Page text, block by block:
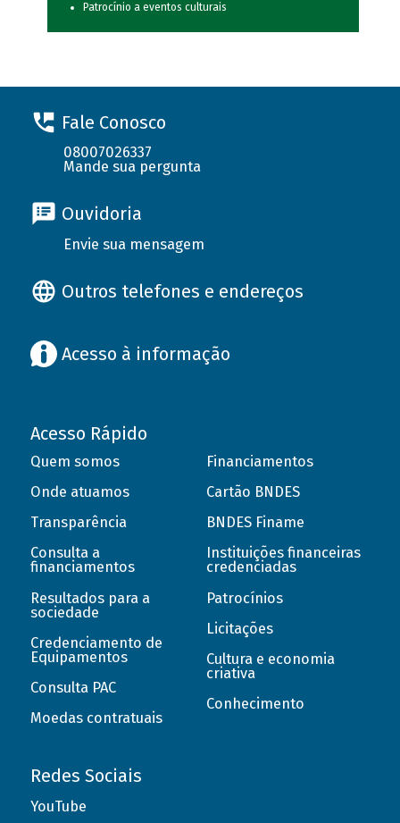
Patrocínio a eventos culturais
Fale Conosco
08007026337
Mande sua pergunta
Ouvidoria
Envie sua mensagem
Outros telefones e endereços
Acesso à informação
Acesso Rápido
Quem somos
Onde atuamos
Transparência
Consulta a
financiamentos
Resultados para a
sociedade
Credenciamento de
Equipamentos
Consulta PAC
Moedas contratuais
Financiamentos
Cartão BNDES
BNDES Finame
Instituições financeiras
credenciadas
Patrocínios
Licitações
Cultura e economia
criativa
Conhecimento
Redes Sociais
YouTube